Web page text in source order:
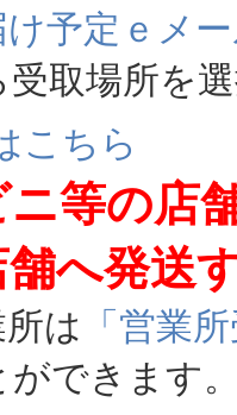
け予定ｅメ
受取場所を
こちら
等の店
へ発送
は 「営業
ができます